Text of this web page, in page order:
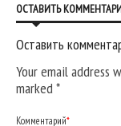
ОСТАВИТЬ
Оставить
Your email address
marked*
Комментарий*